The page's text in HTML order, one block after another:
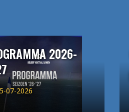
2026-
07-2026